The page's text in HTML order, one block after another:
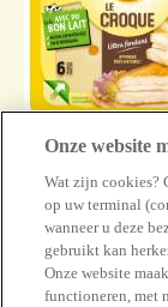
Spécial
Monsieur
Onze website
Wat zijn cookies?
op uw terminal
wanneer u deze
gebruikt kan
Onze website
functioneren, met